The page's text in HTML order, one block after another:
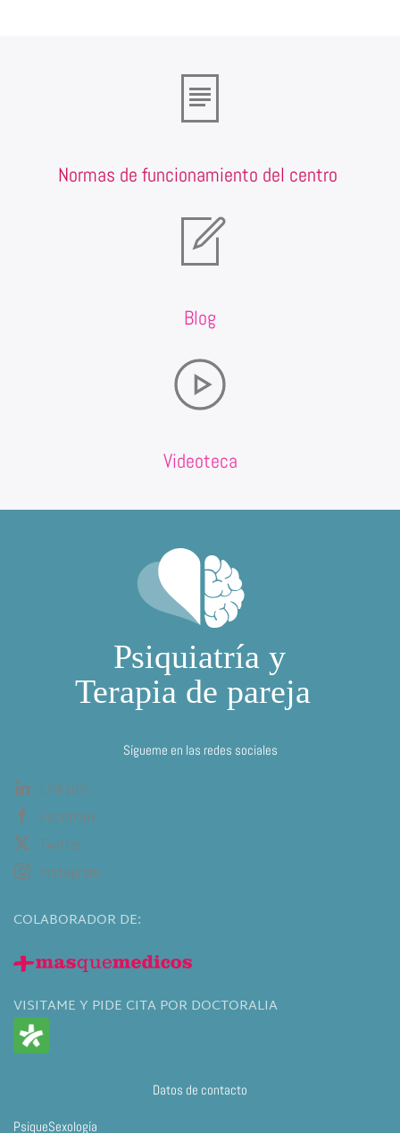
Normas de funcionamiento del centro
Blog
Videoteca
Sígueme en las redes sociales
Linkedin
Facebook
Twitter
Instagram
COLABORADOR DE:
VISITAME Y PIDE CITA POR DOCTORALIA
Datos de contacto
PsiqueSexología